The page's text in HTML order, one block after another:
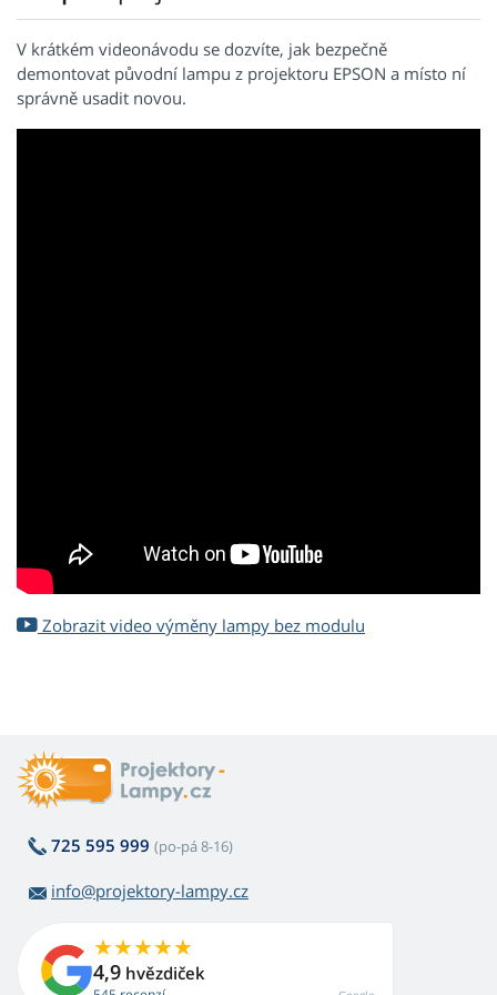
V krátkém videonávodu se dozvíte, jak bezpečně
demontovat původní lampu z projektoru EPSON a místo ní
správně usadit novou.
Zobrazit video výměny lampy bez modulu
725 595 999 (po-pá 8-16)
info@projektory-lampy.cz
4,9 hvězdiček